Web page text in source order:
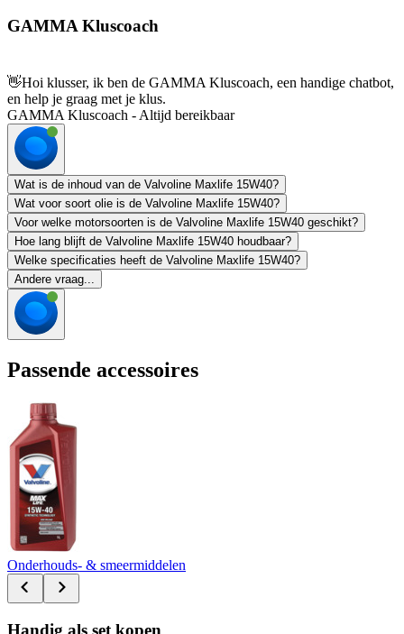
GAMMA Kluscoach
👋Hoi klusser, ik ben de GAMMA Kluscoach, een handige chatbot,
en help je graag met je klus.
GAMMA Kluscoach - Altijd bereikbaar
Wat is de inhoud van de Valvoline Maxlife 15W40?
Wat voor soort olie is de Valvoline Maxlife 15W40?
Voor welke motorsoorten is de Valvoline Maxlife 15W40 geschikt?
Hoe lang blijft de Valvoline Maxlife 15W40 houdbaar?
Welke specificaties heeft de Valvoline Maxlife 15W40?
Andere vraag...
Passende accessoires
Onderhouds- & smeermiddelen
Handig als set kopen